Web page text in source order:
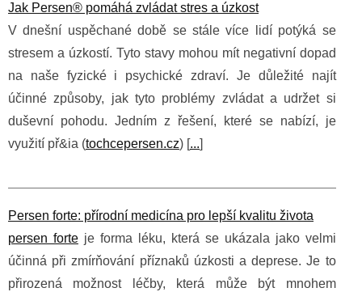
Jak Persen® pomáhá zvládat stres a úzkost
V dnešní uspěchané době se stále více lidí potýká se
stresem a úzkostí. Tyto stavy mohou mít negativní dopad
na naše fyzické i psychické zdraví. Je důležité najít
účinné způsoby, jak tyto problémy zvládat a udržet si
duševní pohodu. Jedním z řešení, které se nabízí, je
využití př&ia (tochcepersen.cz) [...]
Persen forte: přírodní medicína pro lepší kvalitu života
persen forteje forma léku, která se ukázala jako velmi
účinná při zmírňování příznaků úzkosti a deprese. Je to
přirozená možnost léčby, která může být mnohem